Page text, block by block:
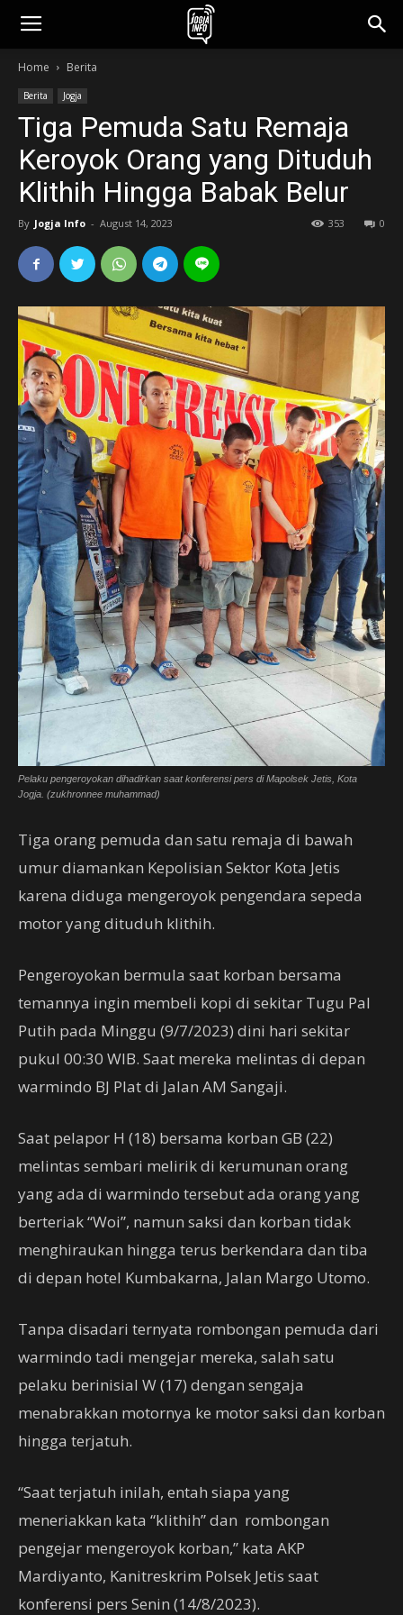
jogjainfo.id
Home Berita
Berita Jogja
Tiga Pemuda Satu Remaja
Keroyok Orang yang Dituduh
Klithih Hingga Babak Belur
By Jogja Info - August 14, 2023 0
353
Pelaku pengeroyokan dihadirkan saat konferensi pers di Mapolsek Jetis, Kota
Jogja. (zukhronnee muhammad)
Tiga orang pemuda dan satu remaja di bawah
umur diamankan Kepolisian Sektor Kota Jetis
karena diduga mengeroyok pengendara sepeda
motor yang dituduh klithih.
Pengeroyokan bermula saat korban bersama
temannya ingin membeli kopi di sekitar Tugu Pal
Putih pada Minggu (9/7/2023) dini hari sekitar
pukul 00:30 WIB. Saat mereka melintas di depan
warmindo BJ Plat di Jalan AM Sangaji.
Saat pelapor H (18) bersama korban GB (22)
melintas sembari melirik di kerumunan orang
yang ada di warmindo tersebut ada orang yang
berteriak “Woi”, namun saksi dan korban tidak
menghiraukan hingga terus berkendara dan tiba
di depan hotel Kumbakarna, Jalan Margo Utomo.
Tanpa disadari ternyata rombongan pemuda dari
warmindo tadi mengejar mereka, salah satu
pelaku berinisial W (17) dengan sengaja
menabrakkan motornya ke motor saksi dan korban
hingga terjatuh.
“Saat terjatuh inilah, entah siapa yang
meneriakkan kata “klithih” dan rombongan
pengejar mengeroyok korban,” kata AKP
Mardiyanto, Kanitreskrim Polsek Jetis saat
konferensi pers Senin (14/8/2023).